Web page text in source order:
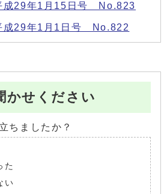
成29年1月15日号 No.823
成29年1月1日号 No.822
かせください
ちましたか？
た
い